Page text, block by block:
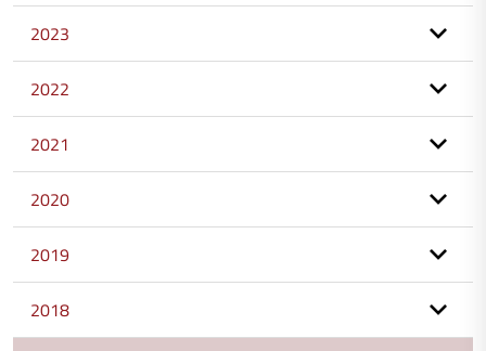
2023
2022
2021
2020
2019
2018